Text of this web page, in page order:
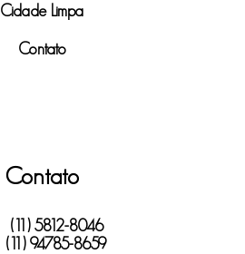
Cidade Limpa
Contato
Contato
(11) 5812-8046
(11) 94785-8659